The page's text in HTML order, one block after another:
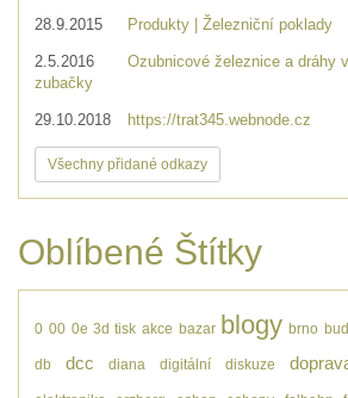
28.9.2015 Produkty | Železniční poklady
2.5.2016
Ozubnicové železnice a dráhy
zubačky
29.10.2018 https://trat345.webnode.cz
Všechny přidané odkazy
Oblíbené Štítky
0 00 0e 3d tisk akce bazar blogy brno
db dcc diana digitální diskuze